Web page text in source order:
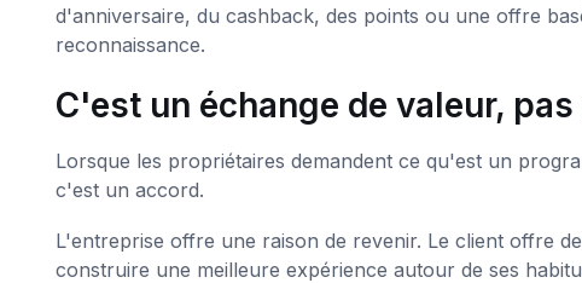
d'anniversaire, du cashback, des points ou une offre
reconnaissance.
C'est un échange de valeur,
Lorsque les propriétaires demandent ce qu'est un
c'est un accord.
L'entreprise offre une raison de revenir. Le client offre
construire une meilleure expérience autour de ses